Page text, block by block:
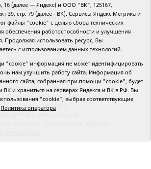
А.В.
Тюмень, Осипенко, 81,
18, e-mail: tumentoday@obl72.ru
Россия, Тюмень, Почтамт,
tumentoday@obl72.ru.
39-90-59. Отдел рекламы:
Регистрация СМИ: Сетевое
газета «Тюменская область
о регистрации СМИ Эл №
выдано Федеральной
в сфере связи, информационных
коммуникаций
Автономная
«Тюменская область
16 (далее — Яндекс) и ООО "ВК", 125167,
39, стр. 79 (далее - ВК). Сервисы Яндекс Метрика и
файлы "cookie" с целью сбора технических
обеспечения работоспособности и улучшения
Продолжая использовать ресурс, Вы
с использованием данных технологий.
"cookie" информация не может идентифицировать
нам улучшить работу сайта. Информация об
сайта, собранная при помощи "cookie", будет
ВК и храниться на серверах Яндекса и ВК в РФ. Вы
"cookie", выбрав соответствующие
Политика оператора